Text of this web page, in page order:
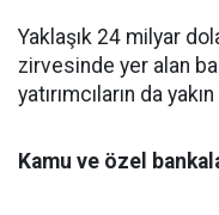
Yaklaşık 24 milyar
zirvesinde yer alan
yatırımcıların da
Kamu ve özel